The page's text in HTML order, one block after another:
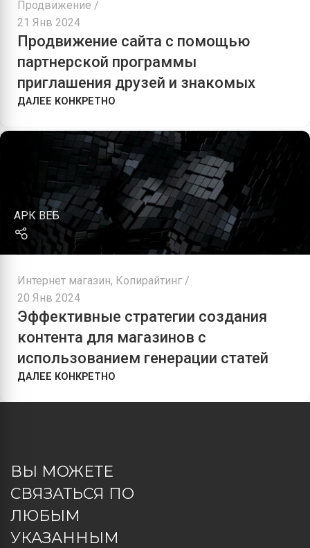
Продвижение
21 Янв 2024
Продвижение сайта с помощью
партнерской программы
приглашения друзей и знакомых
ДАЛЕЕ КОНКРЕТНО
АРК ВЕБ
Интернет магазин, Копирайтинг
20 Янв 2024
Эффективные стратегии создания
контента для магазинов с
использованием генерации статей
ДАЛЕЕ КОНКРЕТНО
ВЫ МОЖЕТЕ
СВЯЗАТЬСЯ ПО
ЛЮБЫМ
УКАЗАННЫМ